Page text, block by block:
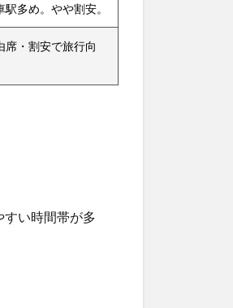
多め。やや割安。
席・割安で旅行向
すい時間帯が多